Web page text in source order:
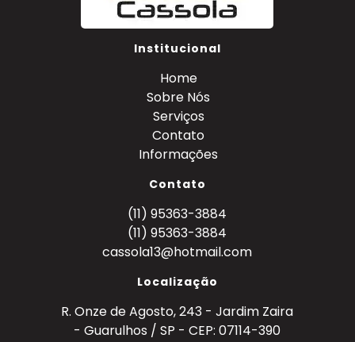
Institucional
Home
Sobre Nós
Serviços
Contato
Informações
Contato
(11) 95363-3884
(11) 95363-3884
cassola13@hotmail.com
Localização
R. Onze de Agosto, 243 - Jardim Zaira
- Guarulhos / SP - CEP: 07114-390